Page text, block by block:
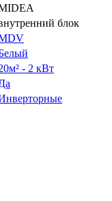
блок
- 2 кВт